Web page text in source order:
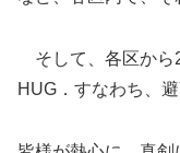
そして、各区から
HUG．すなわち、